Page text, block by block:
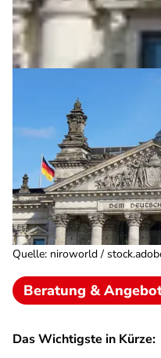
Quelle: niroworld /
Beratung &
Das Wichtigste in Kürze: